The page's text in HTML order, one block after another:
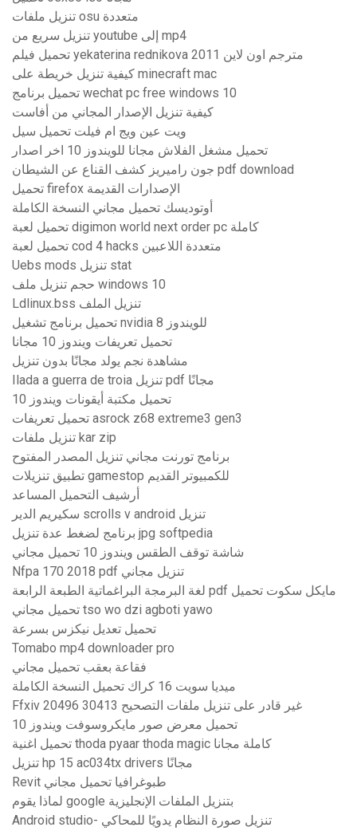
تنزيل ملفات osu متعددة
تنزيل سريع من youtube إلى mp4
تحميل فيلم yekaterina rednikova 2011 مترجم اون لاين
كيفية تنزيل خريطة على minecraft mac
تحميل برنامج wechat pc free windows 10
كيفية تنزيل الإصدار المجاني من أفاست
ويت عين ويج ام فيلت تحميل سيل
تحميل مشغل الفلاش مجانا للويندوز 10 اخر اصدار
جون راميريز كشف القناع عن الشيطان pdf download
تحميل firefox الإصدارات القديمة
أوتوديسك تحميل مجاني النسخة الكاملة
تحميل لعبة digimon world next order pc كاملة
تحميل لعبة cod 4 hacks متعددة اللاعبين
Uebs mods تنزيل stat
حجم تنزيل ملف windows 10
Ldlinux.bss تنزيل الملف
تحميل برنامج تشغيل nvidia للويندوز 8
تحميل تعريفات ويندوز 10 مجانا
مشاهدة نجم يولد مجانًا بدون تنزيل
Ilada a guerra de troia تنزيل pdf مجانًا
تحميل مكتبة أيقونات ويندوز 10
تحميل تعريفات asrock z68 extreme3 ​​gen3
تنزيل ملفات kar zip
برنامج تورنت مجاني تنزيل المصدر المفتوح
تطبيق تنزيلات gamestop للكمبيوتر القديم
أرشيف التحميل المساعد
سكيريم الدير scrolls v android تنزيل
برنامج لضغط عدة تنزيل jpg softpedia
شاشة توقف الطقس ويندوز 10 تحميل مجاني
Nfpa 170 2018 pdf تنزيل مجاني
لغة البرمجة البراغماتية الطبعة الرابعة pdf مايكل سكوت تحميل
تحميل مجاني tso wo dzi agboti yawo
تحميل تعديل نيكزس بسرعة
Tomabo mp4 downloader pro
فقاعة بعقب تحميل مجاني
ميديا ​​سويت 16 كراك تحميل النسخة الكاملة
Ffxiv غير قادر على تنزيل ملفات التصحيح 30413 20496
تحميل معرض صور مايكروسوفت ويندوز 10
تحميل اغنية thoda pyaar thoda magic كاملة مجانا
تنزيل hp 15 ac034tx drivers مجانًا
Revit طبوغرافيا تحميل مجاني
لماذا يقوم google بتنزيل الملفات الإنجليزية
Android studio- تنزيل صورة النظام يدويًا للمحاكي